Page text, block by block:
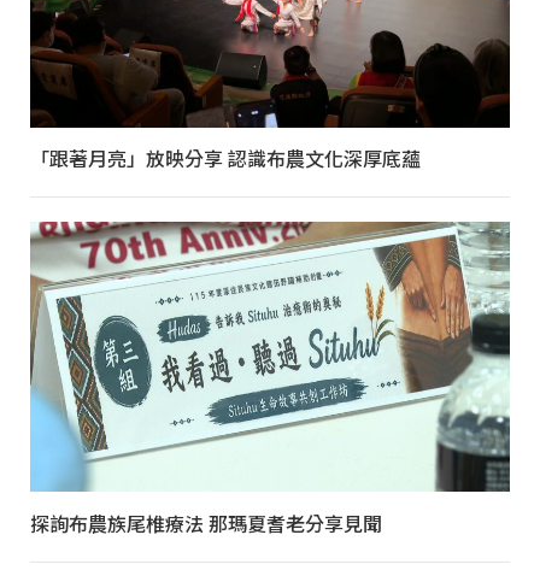
「跟著月亮」放映分享 認識布農文化深厚底蘊
探詢布農族尾椎療法 那瑪夏耆老分享見聞